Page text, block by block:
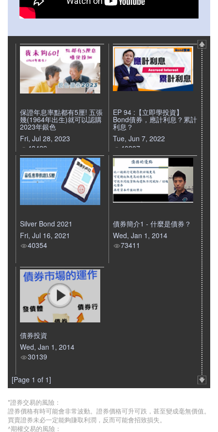
保證年息率點都有5厘! 五張
幾(1964年出生)就可以認購
2023年銀色
Fri, Jul 28, 2023
43429
EP 94 :【立即學投資】
Bond債券，應計利息？累計
利息？
Tue, Jun 7, 2022
40207
Silver Bond 2021
Fri, Jul 16, 2021
40354
債券簡介1 - 什麼是債券？
Wed, Jan 1, 2014
73411
債券投資
Wed, Jan 1, 2014
30139
[Page 1 of 1]
*證券交易的風險：
證券價格有時可能會非常波動。證券價格可升可跌，甚至變成毫無價值。
買賣證券未必一定能夠賺取利潤，反而可能會招致損失。
^期權交易的風險：